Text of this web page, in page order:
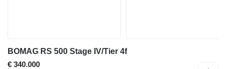
BOMAG RS 500 Stage IV/Tier 4f
€ 340.000